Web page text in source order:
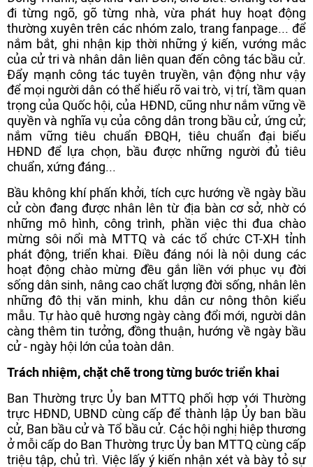
đi từng ngõ, gõ từng nhà, vừa phát huy hoạt động
thường xuyên trên các nhóm zalo, trang fanpage... để
nắm bắt, ghi nhận kịp thời những ý kiến, vướng mắc
của cử tri và nhân dân liên quan đến công tác bầu cử.
Đẩy mạnh công tác tuyên truyền, vận động như vậy
để mọi người dân có thể hiểu rõ vai trò, vị trí, tầm quan
trọng của Quốc hội, của HĐND, cũng như nắm vững về
quyền và nghĩa vụ của công dân trong bầu cử, ứng cử;
nắm vững tiêu chuẩn ĐBQH, tiêu chuẩn đại biểu
HĐND để lựa chọn, bầu được những người đủ tiêu
chuẩn, xứng đáng...
Bầu không khí phấn khởi, tích cực hướng về ngày bầu
cử còn đang được nhân lên từ địa bàn cơ sở, nhờ có
những mô hình, công trình, phần việc thi đua chào
mừng sôi nổi mà MTTQ và các tổ chức CT-XH tỉnh
phát động, triển khai. Điều đáng nói là nội dung các
hoạt động chào mừng đều gắn liền với phục vụ đời
sống dân sinh, nâng cao chất lượng đời sống, nhân lên
những đô thị văn minh, khu dân cư nông thôn kiểu
mẫu. Tự hào quê hương ngày càng đổi mới, người dân
càng thêm tin tưởng, đồng thuận, hướng về ngày bầu
cử - ngày hội lớn của toàn dân.
Trách nhiệm, chặt chẽ trong từng bước triển khai
Ban Thường trực Ủy ban MTTQ phối hợp với Thường
trực HĐND, UBND cùng cấp để thành lập Ủy ban bầu
cử, Ban bầu cử và Tổ bầu cử. Các hội nghị hiệp thương
ở mỗi cấp do Ban Thường trực Ủy ban MTTQ cùng cấp
triệu tập, chủ trì. Việc lấy ý kiến nhận xét và bày tỏ sự